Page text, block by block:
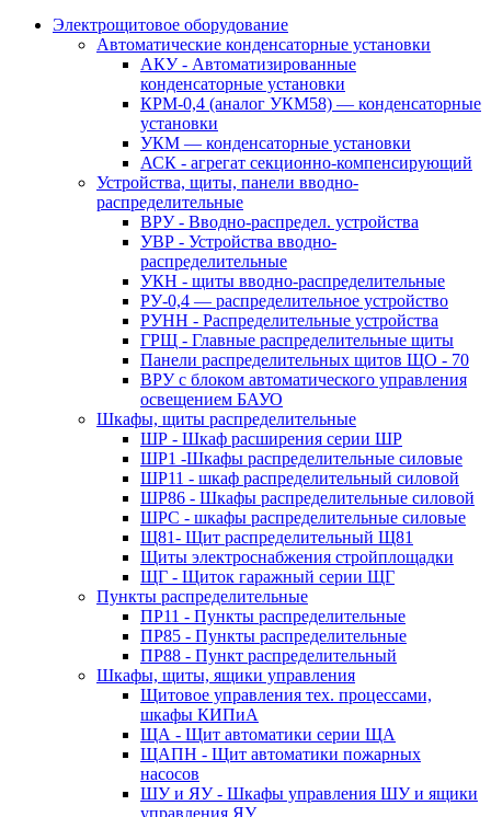
Электрощитовое оборудование
Автоматические конденсаторные установки
АКУ - Автоматизированные
конденсаторные установки
КРМ-0,4 (аналог УКМ58) — конденсаторные
установки
УКМ — конденсаторные установки
АСК - агрегат секционно-компенсирующий
Устройства, щиты, панели вводно-
распределительные
ВРУ - Вводно-распредел. устройства
УВР - Устройства вводно-
распределительные
УКН - щиты вводно-распределительные
РУ-0,4 — распределительное устройство
РУНН - Распределительные устройства
ГРЩ - Главные распределительные щиты
Панели распределительных щитов ЩО - 70
ВРУ с блоком автоматического управления
освещением БАУО
Шкафы, щиты распределительные
ШР - Шкаф расширения серии ШР
ШР1 -Шкафы распределительные силовые
ШР11 - шкаф распределительный силовой
ШР86 - Шкафы распределительные силовой
ШРС - шкафы распределительные силовые
Щ81- Щит распределительный Щ81
Щиты электроснабжения стройплощадки
ЩГ - Щиток гаражный серии ЩГ
Пункты распределительные
ПР11 - Пункты распределительные
ПР85 - Пункты распределительные
ПР88 - Пункт распределительный
Шкафы, щиты, ящики управления
Щитовое управления тех. процессами,
шкафы КИПиА
ЩА - Щит автоматики серии ЩА
ЩАПН - Щит автоматики пожарных
насосов
ШУ и ЯУ - Шкафы управления ШУ и ящики
управления ЯУ